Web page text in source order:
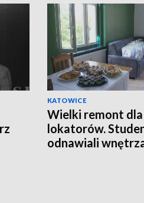
KATOWICE
Wielki remont dla
lokatorów.
odnawiali